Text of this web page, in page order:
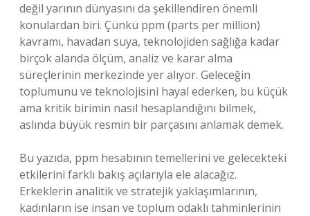
değil yarının dünyasını da şekillendiren önemli
konulardan biri. Çünkü ppm (parts per million)
kavramı, havadan suya, teknolojiden sağlığa kadar
birçok alanda ölçüm, analiz ve karar alma
süreçlerinin merkezinde yer alıyor. Geleceğin
toplumunu ve teknolojisini hayal ederken, bu küçük
ama kritik birimin nasıl hesaplandığını bilmek,
aslında büyük resmin bir parçasını anlamak demek.
Bu yazıda, ppm hesabının temellerini ve gelecekteki
etkilerini farklı bakış açılarıyla ele alacağız.
Erkeklerin analitik ve stratejik yaklaşımlarının,
kadınların ise insan ve toplum odaklı tahminlerinin